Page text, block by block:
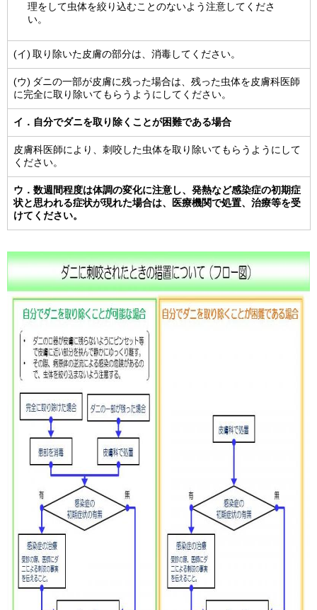
理をして虫体を絞り込むことのないよう注意してくださ
い。
(イ) 取り除いた皮膚の部分は、消毒してください。
(ウ) ダニの一部が皮膚に残った場合は、残った虫体を皮膚科医師
に完全に取り除いてもらうようにしてください。
イ．自分でダニを取り除くことが困難である場合
皮膚科医師により、刺咬した虫体を取り除いてもらうようにして
ください。
ウ．数週間程度は体調の変化に注意し、発熱など感染症の初期症
状と思われる症状が現れた場合は、医療機関で処置、治療等を受
けてください。